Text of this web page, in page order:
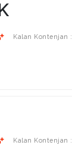
Kalan Kontenjan :
Kalan Kontenjan :